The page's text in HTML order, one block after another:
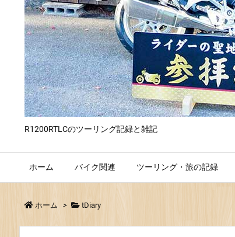
R1200RTLCのツーリング記録と雑記
ホーム バイク関連 ツーリング・旅の記録
ホーム > tDiary